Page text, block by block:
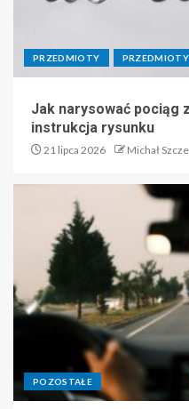
PRZEDMIOTY
Jak narysować pociąg
instrukcja rysunku
21 lipca 2026 Michał
POZOSTAŁE